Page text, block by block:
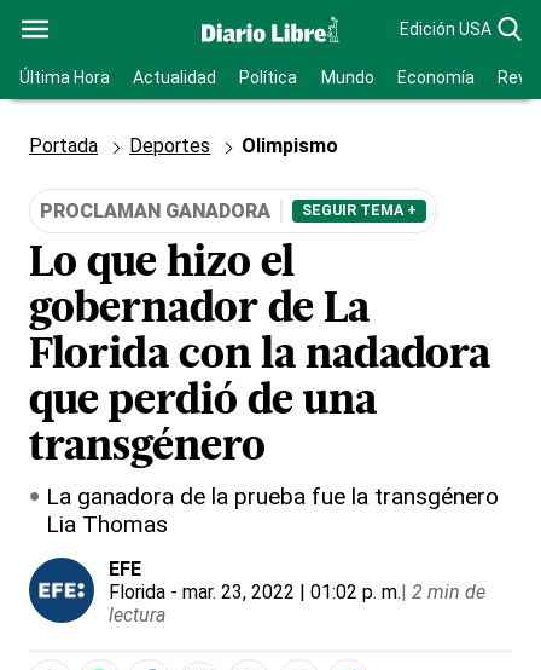
Edición USA
Última Hora Actualidad Política Mundo Economía
Portada Deportes Olimpismo
PROCLAMAN GANADORA SEGUIR TEMA +
Lo que hizo el
gobernador de La
Florida con la nadadora
que perdió de una
transgénero
La ganadora de la prueba fue la transgénero
Lia Thomas
EFE
Florida - mar. 23, 2022 | 01:02 p. m.| 2 min de
lectura